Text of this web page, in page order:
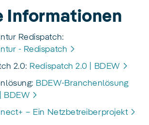
Informationen
Redispatch:
- Redispatch
2.0: Redispatch 2.0 | BDEW
BDEW-Branchenlösung
BDEW
– Ein Netzbetreiberprojekt